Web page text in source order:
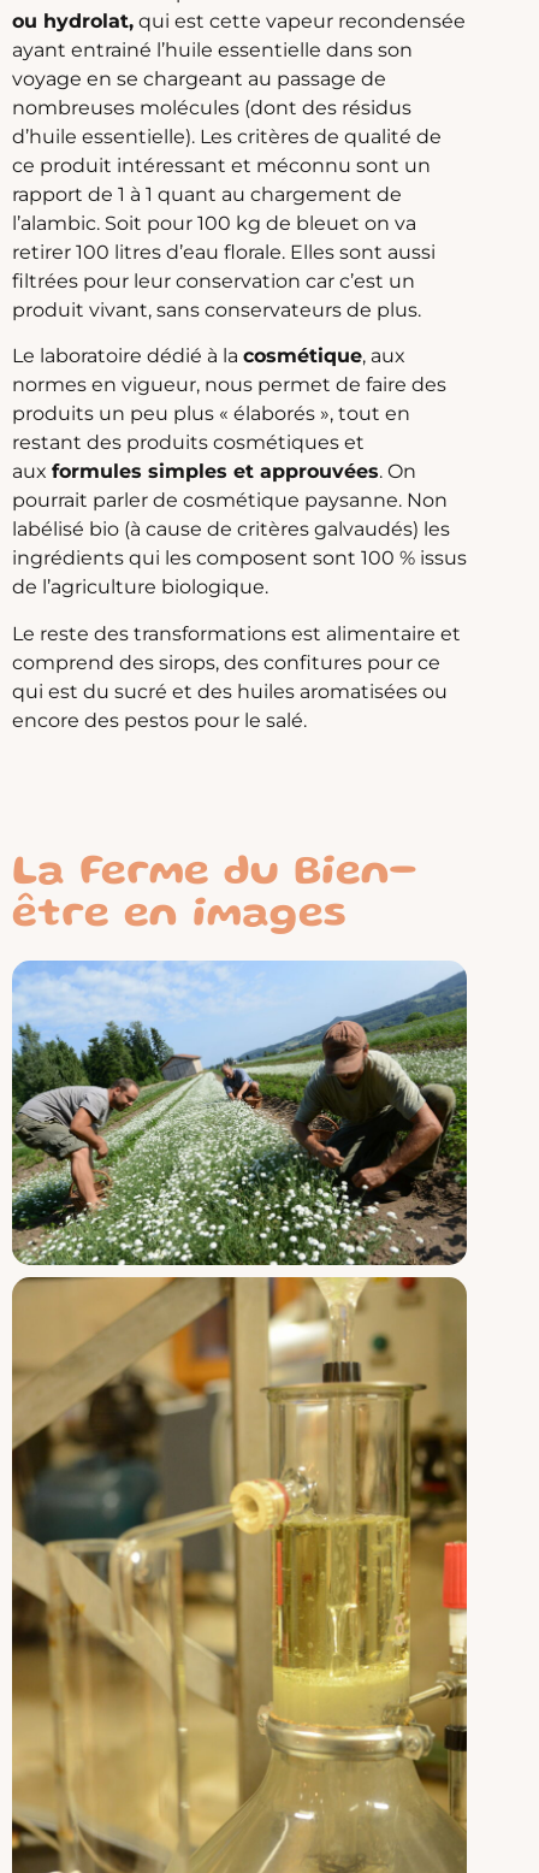
ou hydrolat, qui est cette vapeur recondensée
ayant entrainé l’huile essentielle dans son
voyage en se chargeant au passage de
nombreuses molécules (dont des résidus
d’huile essentielle). Les critères de qualité de
ce produit intéressant et méconnu sont un
rapport de 1 à 1 quant au chargement de
l’alambic. Soit pour 100 kg de bleuet on va
retirer 100 litres d’eau florale. Elles sont aussi
filtrées pour leur conservation car c’est un
produit vivant, sans conservateurs de plus.
Le laboratoire dédié à la cosmétique, aux
normes en vigueur, nous permet de faire des
produits un peu plus « élaborés », tout en
restant des produits cosmétiques et
aux formules simples et approuvées. On
pourrait parler de cosmétique paysanne. Non
labélisé bio (à cause de critères galvaudés) les
ingrédients qui les composent sont 100 % issus
de l’agriculture biologique.
Le reste des transformations est alimentaire et
comprend des sirops, des confitures pour ce
qui est du sucré et des huiles aromatisées ou
encore des pestos pour le salé.
La Ferme du Bien-
être en images